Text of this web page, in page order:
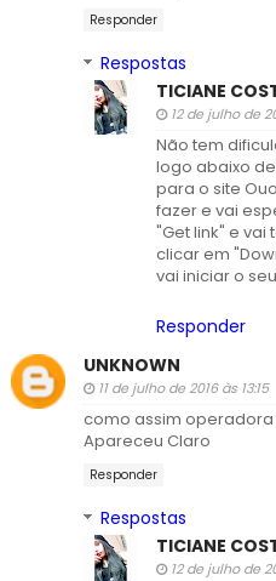
Responder
Respostas
TICIANE
12 de julho de
Não tem
logo abaixo
para o site
fazer e vai
"Get link" e
clicar em
vai iniciar o
Responder
UNKNOWN
11 de julho de 2016 às 13:15
como assim operadora
Apareceu Claro
Responder
Respostas
TICIANE
12 de julho de